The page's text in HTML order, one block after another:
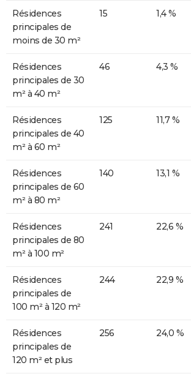
Résidences
principales de
moins de 30 m²
15 1,4 %
Résidences
principales de 30
m² à 40 m²
46 4,3 %
Résidences
principales de 40
m² à 60 m²
125 11,7 %
Résidences
principales de 60
m² à 80 m²
140 13,1 %
Résidences
principales de 80
m² à 100 m²
241 22,6 %
Résidences
principales de
100 m² à 120 m²
244 22,9 %
Résidences
principales de
120 m² et plus
256 24,0 %